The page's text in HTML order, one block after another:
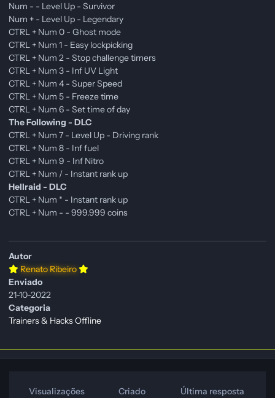
Num - - Level Up - Survivor
Num + - Level Up - Legendary
CTRL + Num 0 - Ghost mode
CTRL + Num 1 - Easy lockpicking
CTRL + Num 2 - Stop challenge timers
CTRL + Num 3 - Inf UV Light
CTRL + Num 4 - Super Speed
CTRL + Num 5 - Freeze time
CTRL + Num 6 - Set time of day
The Following - DLC
CTRL + Num 7 - Level Up - Driving rank
CTRL + Num 8 - Inf fuel
CTRL + Num 9 - Inf Nitro
CTRL + Num / - Instant rank up
Hellraid - DLC
CTRL + Num * - Instant rank up
CTRL + Num - - 999.999 coins
Autor
Renato Ribeiro
Enviado
21-10-2022
Categoria
Trainers & Hacks Offline
Visualizações Criado Última resposta